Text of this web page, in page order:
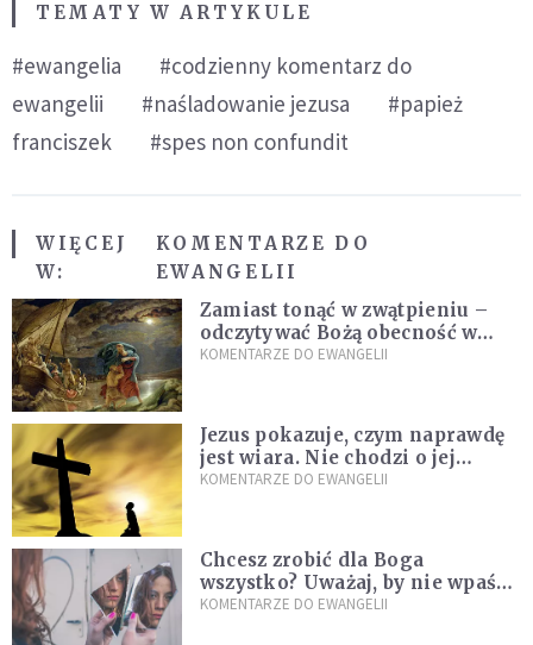
TEMATY W ARTYKULE
#ewangelia
#codzienny komentarz do
ewangelii
#naśladowanie jezusa
#papież
franciszek
#spes non confundit
WIĘCEJ
W:
KOMENTARZE DO
EWANGELII
Zamiast tonąć w zwątpieniu –
odczytywać Bożą obecność w
burzach codziennego życia
KOMENTARZE DO EWANGELII
Jezus pokazuje, czym naprawdę
jest wiara. Nie chodzi o jej
wielkość
KOMENTARZE DO EWANGELII
Chcesz zrobić dla Boga
wszystko? Uważaj, by nie wpaść
w groźną pułapkę
KOMENTARZE DO EWANGELII